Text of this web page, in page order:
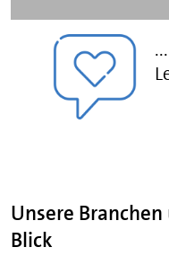
Unsere
Blick